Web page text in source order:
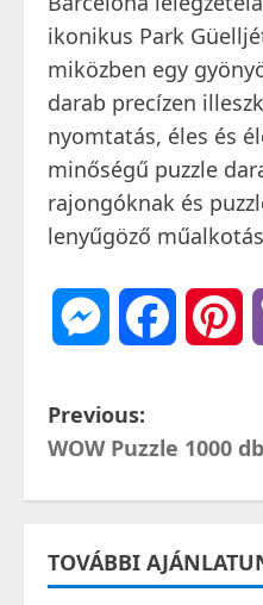
ikonikus Park
miközben egy
darab precízen
nyomtatás, éles és
minőségű puzzle
rajongóknak és
lenyűgöző
MessengerFacebook
P
o
t
Previous:
WOW Puzzle 1000
TOVÁBBI